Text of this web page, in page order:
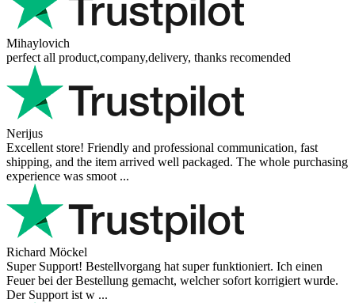
Mihaylovich
perfect all product,company,delivery, thanks recomended
Nerijus
Excellent store! Friendly and professional communication, fast
shipping, and the item arrived well packaged. The whole purchasing
experience was smoot ...
Richard Möckel
Super Support! Bestellvorgang hat super funktioniert. Ich einen
Feuer bei der Bestellung gemacht, welcher sofort korrigiert wurde.
Der Support ist w ...